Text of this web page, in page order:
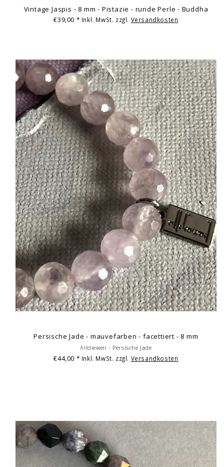
Vintage Jaspis - 8 mm - Pistazie - runde Perle - Buddha
€39,00 * Inkl. MwSt. zzgl. Versandkosten
Persische Jade - mauvefarben - facettiert - 8 mm
Alldieweil - Persische Jade
€44,00 * Inkl. MwSt. zzgl. Versandkosten